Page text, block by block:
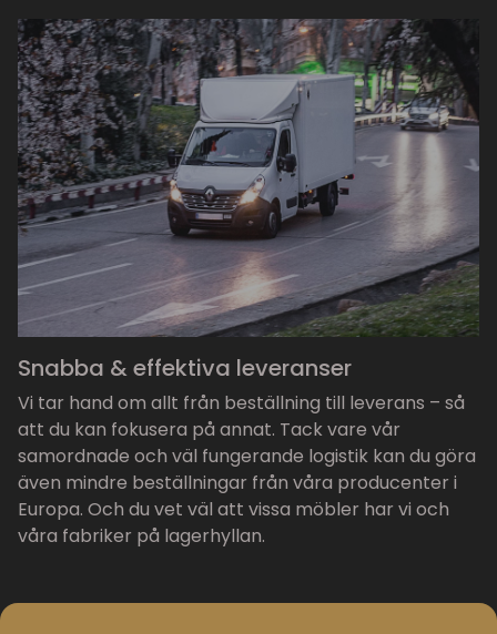
Snabba & effektiva leveranser
Vi tar hand om allt från beställning till leverans – så
att du kan fokusera på annat. Tack vare vår
samordnade och väl fungerande logistik kan du göra
även mindre beställningar från våra producenter i
Europa. Och du vet väl att vissa möbler har vi och
våra fabriker på lagerhyllan.